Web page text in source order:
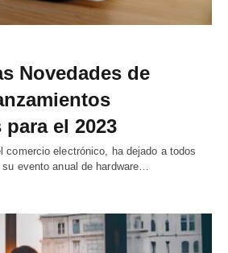
Novedades de
el 2023
comercio electrónico, ha dejado a todos
evento anual de hardware…